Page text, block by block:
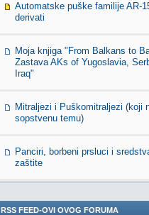
Automatske puške familije AR-
derivati
Moja knjiga "From Balkans to
Zastava AKs of Yugoslavia,
Iraq"
Mitraljezi i Puškomitraljezi (koji
sopstvenu temu)
Panciri, borbeni prsluci i
zaštite
RSS FEED-OVI OVOG FORUMA